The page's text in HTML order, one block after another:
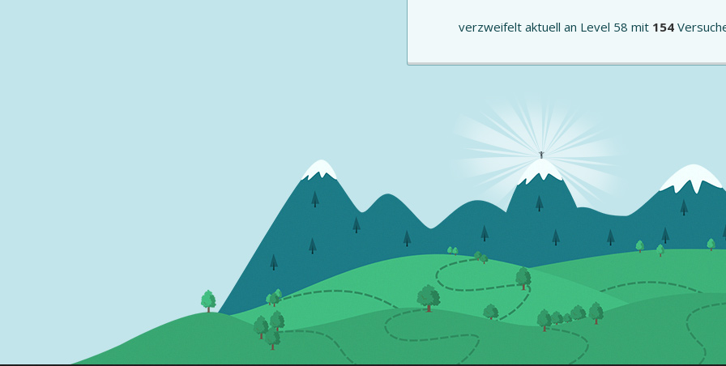
verzweifelt aktuell an Level 58 mit 154